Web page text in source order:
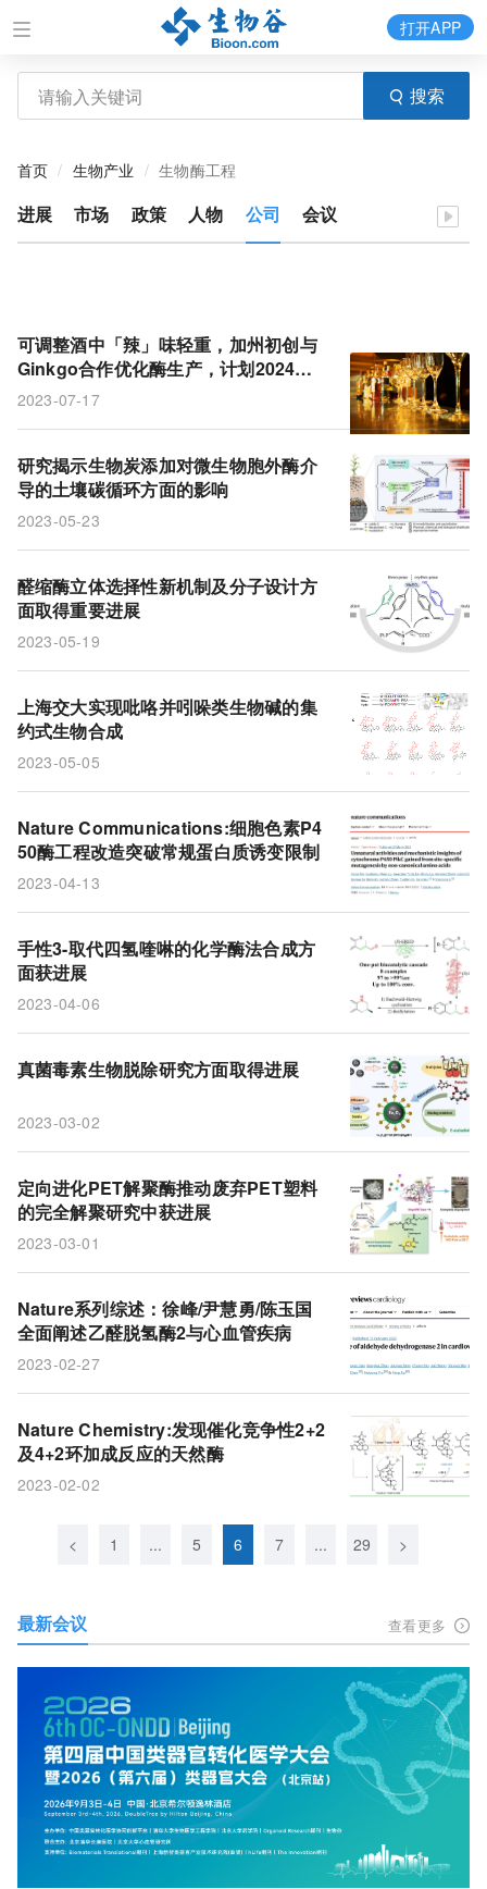
搜索
打开APP
首页 生物产业 生物酶工程
进展 市场 政策 人物 公司 会议
可调整酒中「辣」味轻重，加州初创与
Ginkgo合作优化酶生产，计划2024年
商业化
2023-07-17
研究揭示生物炭添加对微生物胞外酶介
导的土壤碳循环方面的影响
2023-05-23
醛缩酶立体选择性新机制及分子设计方
面取得重要进展
2023-05-19
上海交大实现吡咯并吲哚类生物碱的集
约式生物合成
2023-05-05
Nature Communications:细胞色素P4
50酶工程改造突破常规蛋白质诱变限制
2023-04-13
手性3-取代四氢喹啉的化学酶法合成方
面获进展
2023-04-06
真菌毒素生物脱除研究方面取得进展
2023-03-02
定向进化PET解聚酶推动废弃PET塑料
的完全解聚研究中获进展
2023-03-01
Nature系列综述：徐峰/尹慧勇/陈玉国
全面阐述乙醛脱氢酶2与心血管疾病
2023-02-27
Nature Chemistry:发现催化竞争性2+2
及4+2环加成反应的天然酶
2023-02-02
< 1 ... 5 6 7 ... 29 >
最新会议 查看更多